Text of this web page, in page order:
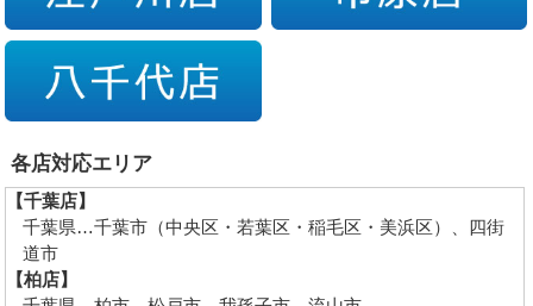
各店対応エリア
【千葉店】
千葉県…千葉市（中央区・若葉区・稲毛区・美浜区）、四街
道市
【柏店】